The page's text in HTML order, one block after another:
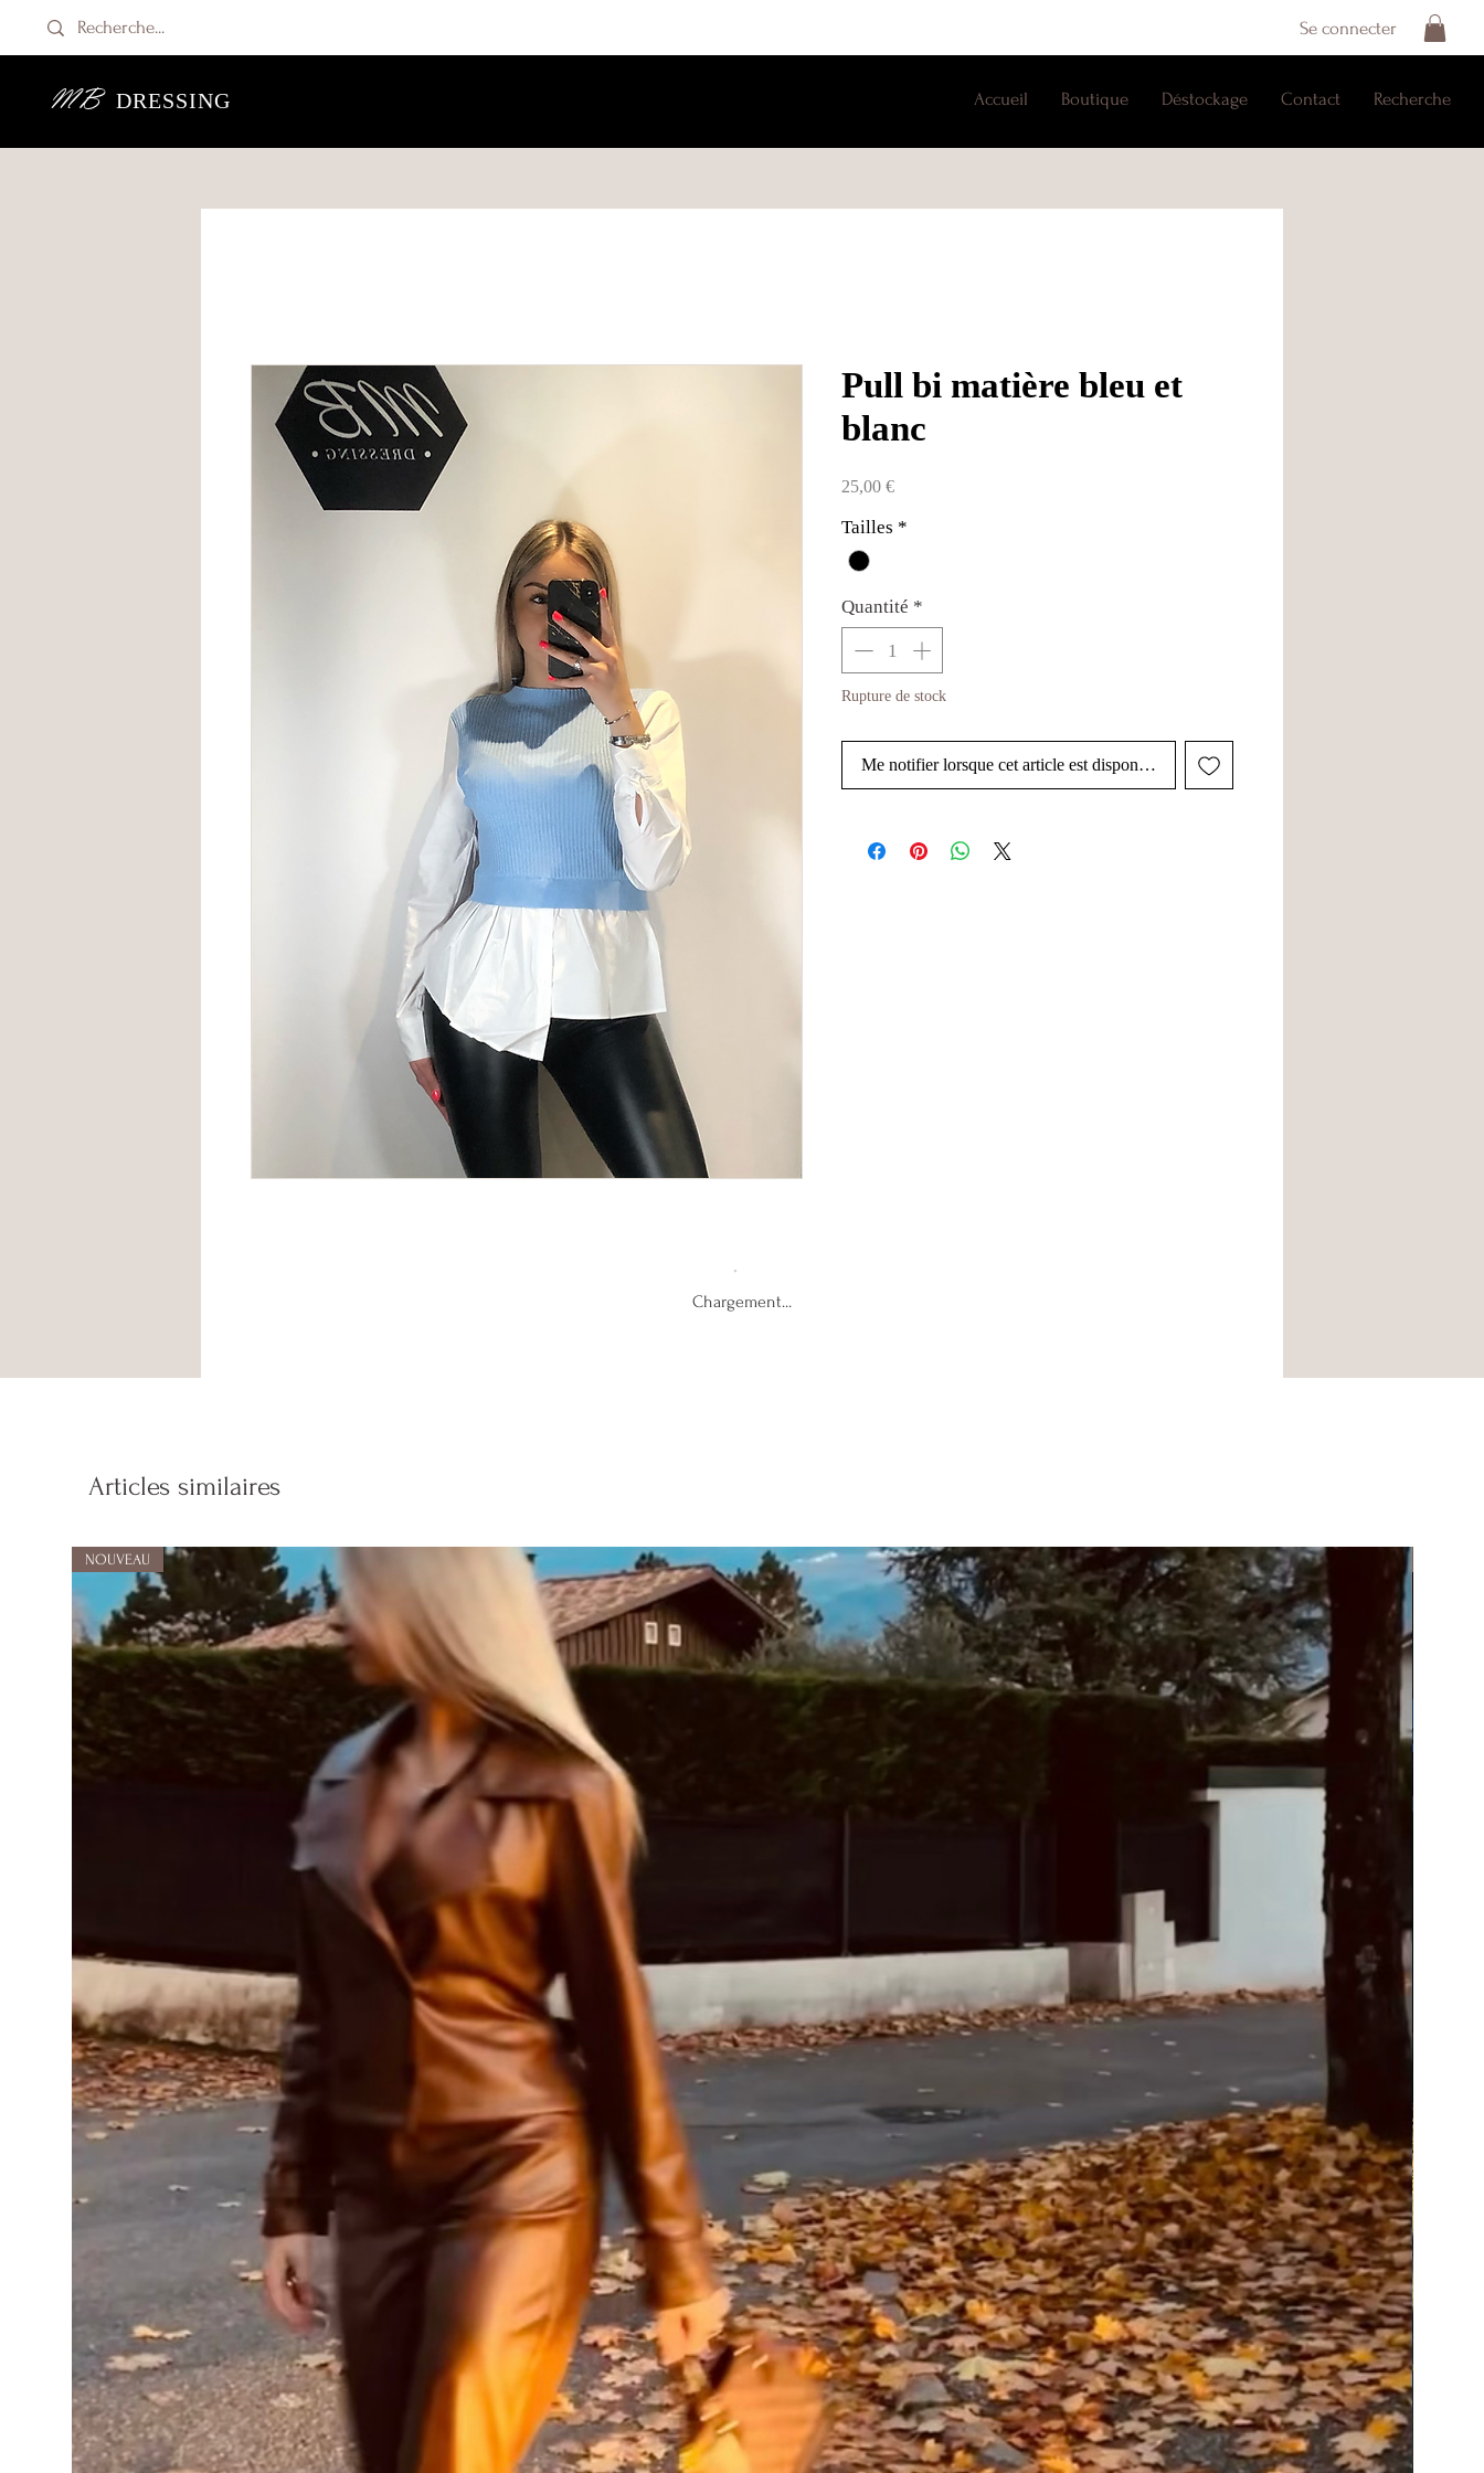
Se connecter
MBDRESSING Accueil Boutique Déstockage Contact Recherche
Pull bi matière bleu et
blanc
25,00 €Prix
Tailles *
Quantité *
Rupture de stock
Me notifier lorsque cet article est disponible
Chargement...
Articles similaires
NOUVEAU